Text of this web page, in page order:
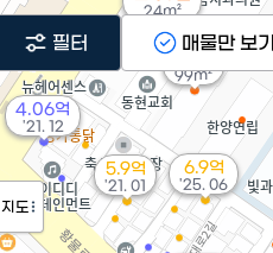
24m²
6.9억
'25. 06
4.06억
'21. 12
99m²
5.9억
'21. 01
지도
필터 매물만 보기